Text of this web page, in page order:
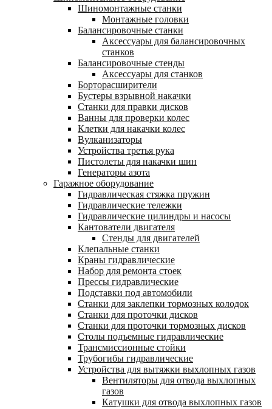
Шиномонтажные станки
Монтажные головки
Балансировочные станки
Аксессуары для балансировочных
станков
Балансировочные стенды
Аксессуары для станков
Борторасширители
Бустеры взрывной накачки
Станки для правки дисков
Ванны для проверки колес
Клетки для накачки колес
Вулканизаторы
Устройства третья рука
Пистолеты для накачки шин
Генераторы азота
Гаражное оборудование
Гидравлическая стяжка пружин
Гидравлические тележки
Гидравлические цилиндры и насосы
Кантователи двигателя
Стенды для двигателей
Клепальные станки
Краны гидравлические
Набор для ремонта стоек
Прессы гидравлические
Подставки под автомобили
Станки для заклепки тормозных колодок
Станки для проточки дисков
Станки для проточки тормозных дисков
Столы подъемные гидравлические
Трансмиссионные стойки
Трубогибы гидравлические
Устройства для вытяжки выхлопных газов
Вентиляторы для отвода выхлопных
газов
Катушки для отвода выхлопных газов